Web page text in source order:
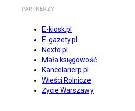
PARTNERZY
E-kiosk.pl
E-gazety.pl
Nexto.pl
Mała księgowość
Kancelarierp.pl
Wieści Rolnicze
Życie Warszawy